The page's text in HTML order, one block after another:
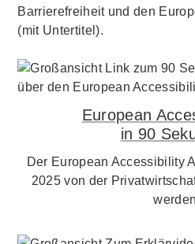
Barrierefreiheit und den
(mit Untertitel).
European
in 90
Der European Accessibility
2025 von der